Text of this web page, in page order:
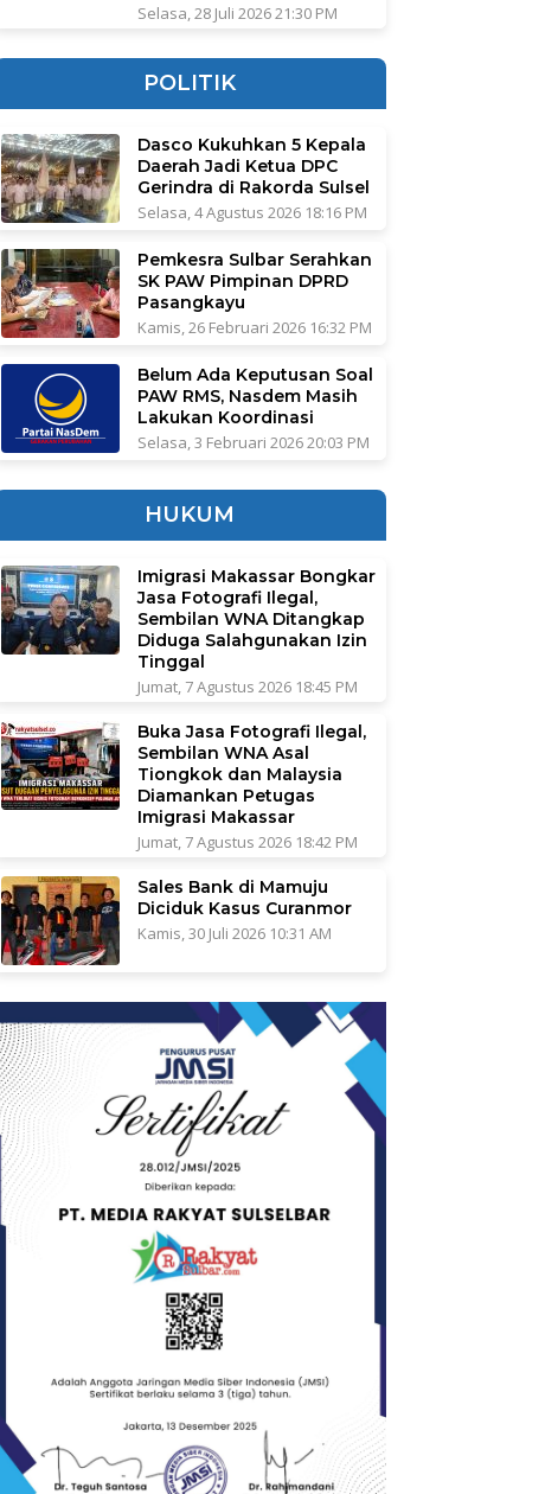
Selasa, 28 Juli 2026 21:30 PM
POLITIK
Dasco Kukuhkan 5 Kepala
Daerah Jadi Ketua DPC
Gerindra di Rakorda Sulsel
Selasa, 4 Agustus 2026 18:16 PM
Pemkesra Sulbar Serahkan
SK PAW Pimpinan DPRD
Pasangkayu
Kamis, 26 Februari 2026 16:32 PM
Belum Ada Keputusan Soal
PAW RMS, Nasdem Masih
Lakukan Koordinasi
Selasa, 3 Februari 2026 20:03 PM
HUKUM
Imigrasi Makassar Bongkar
Jasa Fotografi Ilegal,
Sembilan WNA Ditangkap
Diduga Salahgunakan Izin
Tinggal
Jumat, 7 Agustus 2026 18:45 PM
Buka Jasa Fotografi Ilegal,
Sembilan WNA Asal
Tiongkok dan Malaysia
Diamankan Petugas
Imigrasi Makassar
Jumat, 7 Agustus 2026 18:42 PM
Sales Bank di Mamuju
Diciduk Kasus Curanmor
Kamis, 30 Juli 2026 10:31 AM